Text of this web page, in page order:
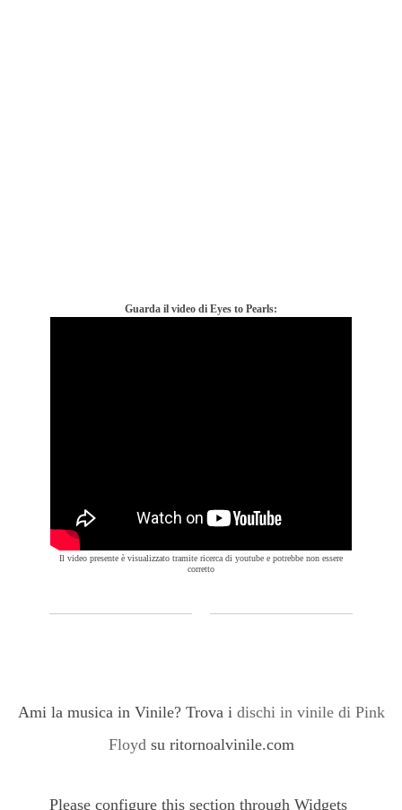
Guarda il video di Eyes to Pearls:
Il video presente è visualizzato tramite ricerca di youtube e potrebbe non essere
corretto
Ami la musica in Vinile? Trova i dischi in vinile di Pink
Floyd su ritornoalvinile.com
Please configure this section through Widgets